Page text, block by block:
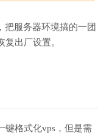
把服务器环境搞的一团
出厂设置。
键格式化vps，但是需